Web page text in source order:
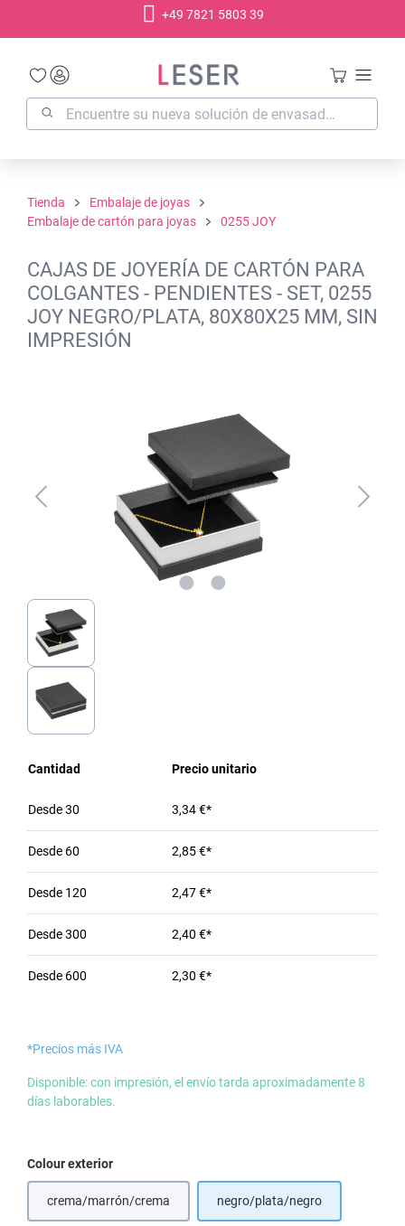
+49 7821 5803 39
Tienda
Embalaje de joyas
Embalaje de cartón para joyas
0255 JOY
CAJAS DE JOYERÍA DE CARTÓN PARA
COLGANTES - PENDIENTES - SET, 0255
JOY NEGRO/PLATA, 80X80X25 MM, SIN
IMPRESIÓN
Cantidad Precio unitario
Desde30 3,34 €*
Desde 60 2,85 €*
Desde 120 2,47 €*
Desde300 2,40 €*
Desde 600 2,30 €*
*Precios más IVA
Disponible: con impresión, el envío tarda aproximadamente 8
días laborables.
Seleccione
Colour exterior
crema/marrón/crema(Esta opción no está disponible en este momento.)
negro/plata/negro